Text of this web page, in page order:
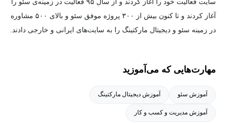
چگونه با کمک هوش مصنوعی بهترین کلمات کلیدی را برای سایت خود
انتخاب کنید.
سایت فعالیت خود را آغاز کردند و از سال ۹۵ فعالیت در زمینه‌ی سئو را
آغاز کردند و تا کنون بیش از ۳۰۰ پروژه موفق سئو و بالای ۵۰۰ مشاوره
در زمینه سئو و دیجیتال مارکتینگ را به سایت‌های ایرانی و خارجی دادند.
مهارت‌هایی که می‌آموزید
آموزش سئو آموزش دیجیتال مارکتینگ
آموزش مدیریت و کسب و کار